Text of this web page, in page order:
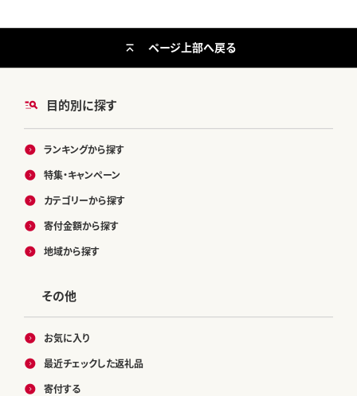
目的別に探す
ランキングから探す
特集・キャンペーン
カテゴリーから探す
寄付金額から探す
地域から探す
その他
お気に入り
最近チェックした返礼品
寄付する
ページ上部へ戻る